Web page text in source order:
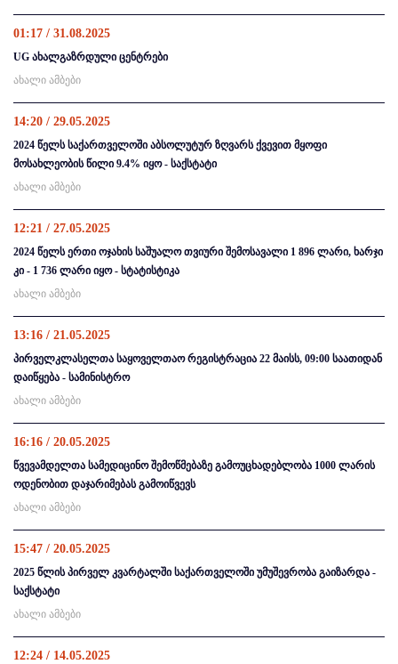
01:17 / 31.08.2025
UG ახალგაზრდული ცენტრები
ახალი ამბები
14:20 / 29.05.2025
2024 წელს საქართველოში აბსოლუტურ ზღვარს ქვევით მყოფი
მოსახლეობის წილი 9.4% იყო - საქსტატი
ახალი ამბები
12:21 / 27.05.2025
2024 წელს ერთი ოჯახის საშუალო თვიური შემოსავალი 1 896 ლარი, ხარჯი
კი - 1 736 ლარი იყო - სტატისტიკა
ახალი ამბები
13:16 / 21.05.2025
პირველკლასელთა საყოველთაო რეგისტრაცია 22 მაისს, 09:00 საათიდან
დაიწყება - სამინისტრო
ახალი ამბები
16:16 / 20.05.2025
წვევამდელთა სამედიცინო შემოწმებაზე გამოუცხადებლობა 1000 ლარის
ოდენობით დაჯარიმებას გამოიწვევს
ახალი ამბები
15:47 / 20.05.2025
2025 წლის პირველ კვარტალში საქართველოში უმუშევრობა გაიზარდა -
საქსტატი
ახალი ამბები
12:24 / 14.05.2025